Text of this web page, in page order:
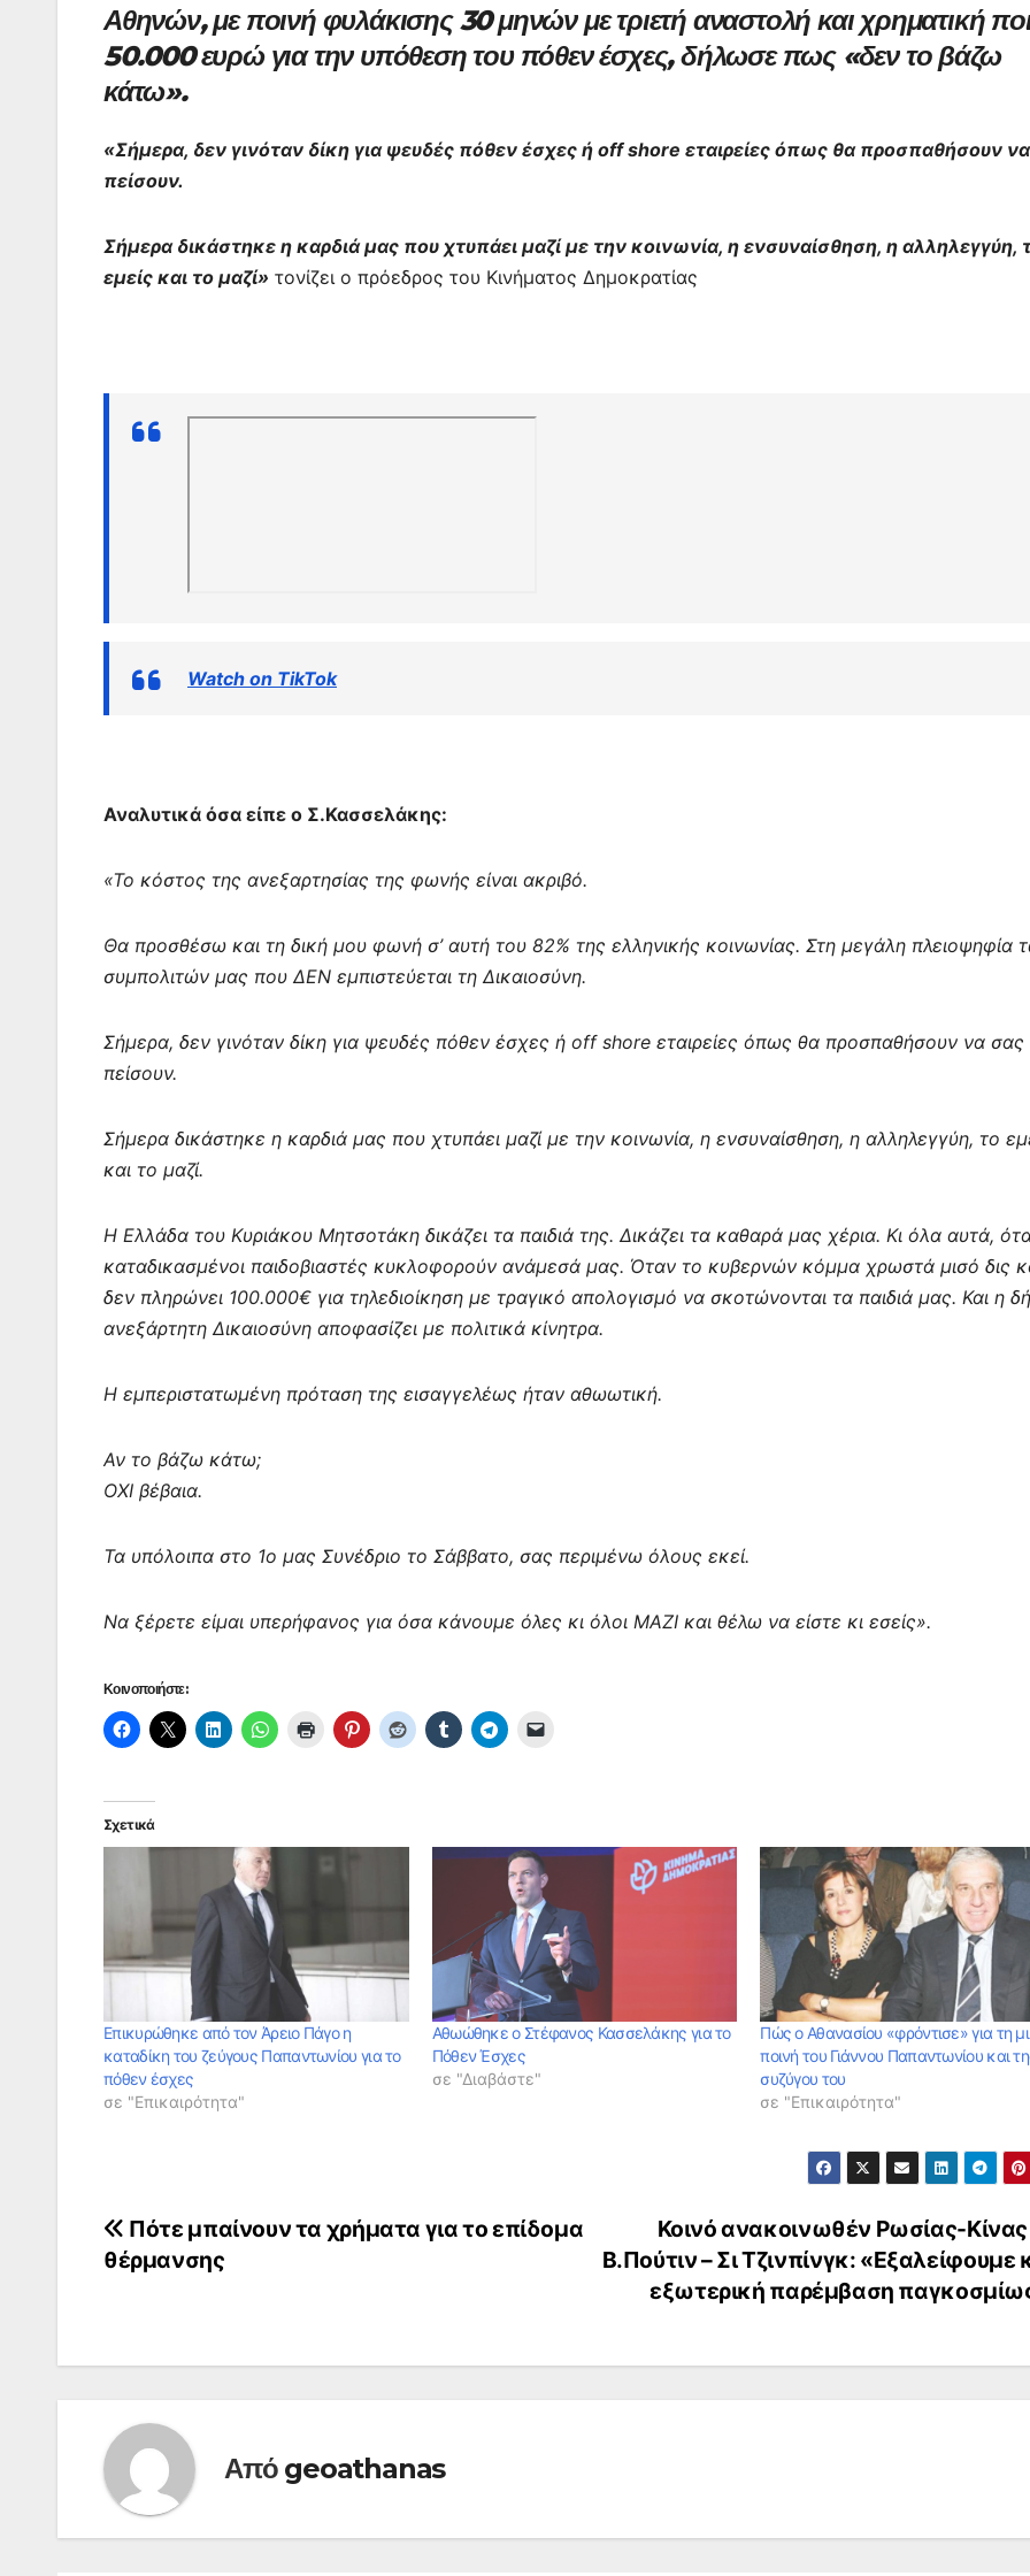
b
o
o
k
A
p
st e
n
er
a
m
σ
τε
ε
Αθηνών, με ποινή φυλάκισης 30 μηνών με τριετή αναστολή και χρηματική
50.000 ευρώ για την υπόθεση του πόθεν έσχες, δήλωσε πως «δεν το βάζω
κάτω».
«Σήμερα, δεν γινόταν δίκη για ψευδές πόθεν έσχες ή off shore εταιρείες όπως θα προσπαθήσουν
πείσουν.
Σήμερα δικάστηκε η καρδιά μας που χτυπάει μαζί με την κοινωνία, η ενσυναίσθηση, η αλληλεγγύη,
εμείς και το μαζί» τονίζει ο πρόεδρος του Κινήματος Δημοκρατίας
Watch on TikTok
Αναλυτικά όσα είπε ο Σ.Κασσελάκης:
«Το κόστος της ανεξαρτησίας της φωνής είναι ακριβό.
Θα προσθέσω και τη δική μου φωνή σ’ αυτή του 82% της ελληνικής κοινωνίας. Στη μεγάλη πλειοψηφία
συμπολιτών μας που ΔΕΝ εμπιστεύεται τη Δικαιοσύνη.
Σήμερα, δεν γινόταν δίκη για ψευδές πόθεν έσχες ή off shore εταιρείες όπως θα προσπαθήσουν να σας
πείσουν.
Σήμερα δικάστηκε η καρδιά μας που χτυπάει μαζί με την κοινωνία, η ενσυναίσθηση, η αλληλεγγύη, το
και το μαζί.
Η Ελλάδα του Κυριάκου Μητσοτάκη δικάζει τα παιδιά της. Δικάζει τα καθαρά μας χέρια. Κι όλα αυτά,
καταδικασμένοι παιδοβιαστές κυκλοφορούν ανάμεσά μας. Όταν το κυβερνών κόμμα χρωστά μισό δις
δεν πληρώνει 100.000€ για τηλεδιοίκηση με τραγικό απολογισμό να σκοτώνονται τα παιδιά μας. Και η
ανεξάρτητη Δικαιοσύνη αποφασίζει με πολιτικά κίνητρα.
Η εμπεριστατωμένη πρόταση της εισαγγελέως ήταν αθωωτική.
Αν το βάζω κάτω;
ΟΧΙ βέβαια.
Τα υπόλοιπα στο 1ο μας Συνέδριο το Σάββατο, σας περιμένω όλους εκεί.
Να ξέρετε είμαι υπερήφανος για όσα κάνουμε όλες κι όλοι ΜΑΖΙ και θέλω να είστε κι εσείς».
Κοινοποιήστε:
Σχετικά
Επικυρώθηκε από τον Άρειο Πάγο η
καταδίκη του ζεύγους Παπαντωνίου για το
πόθεν έσχες
σε "Επικαιρότητα"
Αθωώθηκε ο Στέφανος Κασσελάκης για το
Πόθεν Έσχες
σε "Διαβάστε"
Πώς ο Αθανασίου «φρόντισε» για τη
ποινή του Γιάννου Παπαντωνίου και
συζύγου του
σε "Επικαιρότητα"
Πλοήγηση
άρθρων
Κοινό ανακοινωθέν Ρωσίας-
Β.Πούτιν – Σι Τζινπίνγκ: «Εξαλείφουμε
εξωτερική παρέμβαση
Πότε μπαίνουν τα χρήματα για το επίδομα
θέρμανσης
Από geoathanas